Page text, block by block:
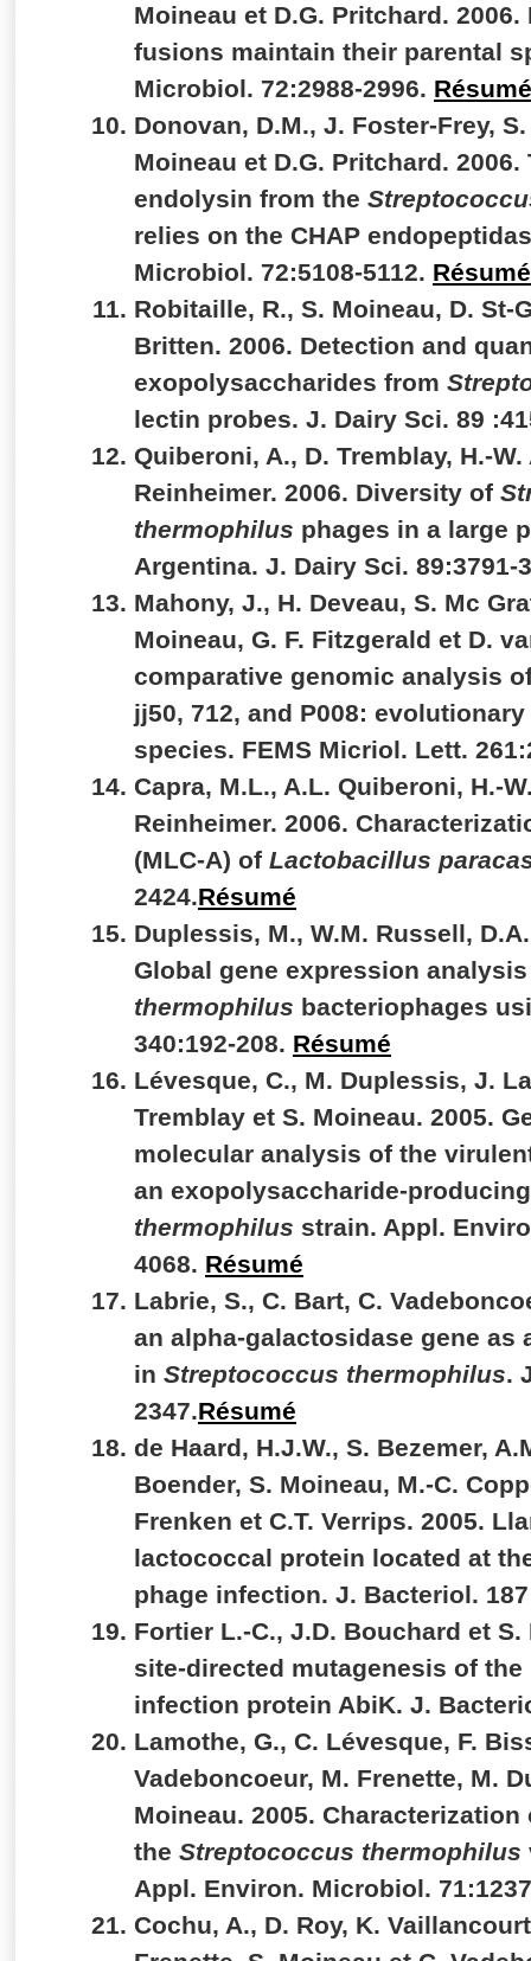
Moineau et D.G. Pritchard.
fusions maintain their parental
Microbiol. 72:2988-2996. Résumé
Donovan, D.M., J. Foster-Frey,
Moineau et D.G. Pritchard.
endolysin from the
relies on the CHAP
Microbiol. 72:5108-5112. Résumé
Robitaille, R., S. Moineau, D. St-
Britten. 2006. Detection and
exopolysaccharides from
lectin probes. J. Dairy Sci. 89
Quiberoni, A., D. Tremblay, H.-
Reinheimer. 2006. Diversity of
thermophilus phages in a large
Argentina. J. Dairy Sci. 89:3791-
Mahony, J., H. Deveau, S. Mc
Moineau, G. F. Fitzgerald et D.
comparative genomic analysis
jj50, 712, and P008:
species. FEMS Micriol. Lett.
Capra, M.L., A.L. Quiberoni, H.-
Reinheimer. 2006.
(MLC-A) of Lactobacillus
2424.Résumé
Duplessis, M., W.M. Russell,
Global gene expression
thermophilus bacteriophages
340:192-208. Résumé
Lévesque, C., M. Duplessis, J.
Tremblay et S. Moineau. 2005.
molecular analysis of the
an exopolysaccharide-
thermophilus strain. Appl.
4068. Résumé
Labrie, S., C. Bart, C.
an alpha-galactosidase gene as
in Streptococcus thermophilus.
2347.Résumé
de Haard, H.J.W., S. Bezemer,
Boender, S. Moineau, M.-C.
Frenken et C.T. Verrips. 2005.
lactococcal protein located at
phage infection. J. Bacteriol.
Fortier L.-C., J.D. Bouchard et
site-directed mutagenesis of
infection protein AbiK. J.
Lamothe, G., C. Lévesque, F.
Vadeboncoeur, M. Frenette, M.
Moineau. 2005.
the Streptococcus thermophilus
Appl. Environ. Microbiol.
Cochu, A., D. Roy, K.